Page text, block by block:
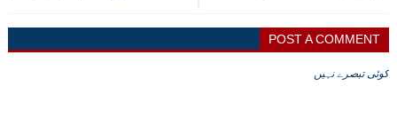
POST A COMMENT
کوئی تبصرے نہیں